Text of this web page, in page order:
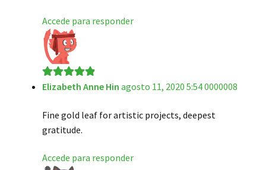
Accede para responder
Valorado en5
Elizabeth Anne Hin agosto 11, 2020 5:54 0000008
Fine gold leaf for artistic projects, deepest
gratitude.
Accede para responder